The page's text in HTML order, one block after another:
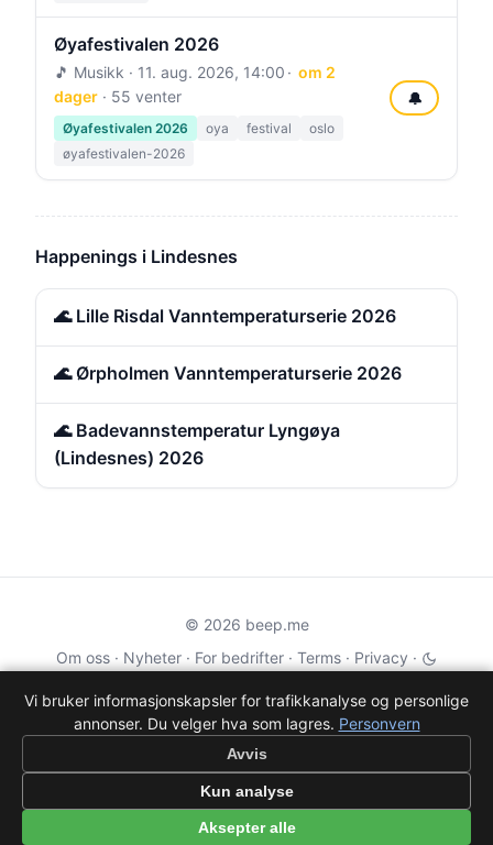
Øyafestivalen 2026
🎵 Musikk · 11. aug. 2026, 14:00
om 2
dager · 55 venter
Øyafestivalen 2026 oya festival
oslo
øyafestivalen-2026
🔔
Happenings i Lindesnes
🌊 Lille Risdal Vanntemperaturserie 2026
🌊 Ørpholmen Vanntemperaturserie 2026
🌊 Badevannstemperatur Lyngøya
(Lindesnes) 2026
© 2026 beep.me
Om oss · Nyheter · For bedrifter · Terms · Privacy ·
Wikidata OMDb
Data from TMDB, Wikidata & OMDb. Not endorsed or certified by these
services.
Part of EPAK Vibes·Contact
Personvern|beep.me — reminders gone social
Vi bruker informasjonskapsler for trafikkanalyse og personlige
annonser. Du velger hva som lagres. Personvern
Avvis
Kun analyse
Aksepter alle